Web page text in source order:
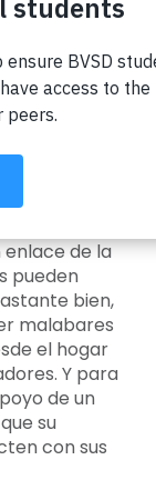
pagar
y
es la
de
de
en una
de la
pueden
bien,
malabares
el hogar
Y para
de un
su
con sus